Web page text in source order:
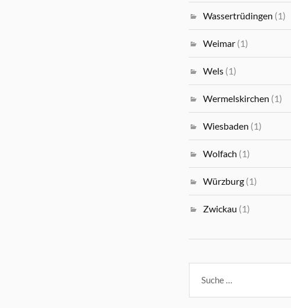
Wassertrüdingen (1)
Weimar (1)
Wels (1)
Wermelskirchen (1)
Wiesbaden (1)
Wolfach (1)
Würzburg (1)
Zwickau (1)